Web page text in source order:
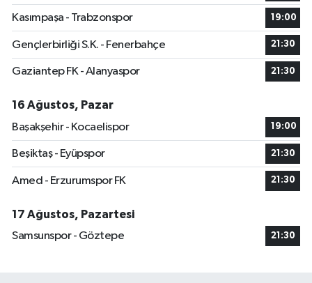
Kasımpaşa - Trabzonspor 19:00
Gençlerbirliği S.K. - Fenerbahçe 21:30
Gaziantep FK - Alanyaspor 21:30
16 Ağustos, Pazar
Başakşehir - Kocaelispor
19:00
Beşiktaş - Eyüpspor 21:30
Amed - Erzurumspor FK 21:30
17 Ağustos, Pazartesi
Samsunspor - Göztepe
21:30